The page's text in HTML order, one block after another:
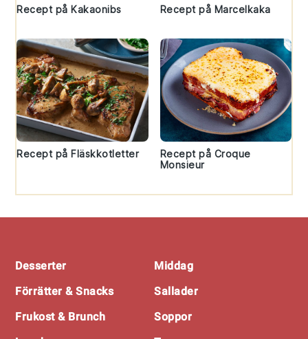
Recept på Kakaonibs Recept på Marcelkaka
Recept på Fläskkotletter
Recept på Croque
Monsieur
Desserter
Förrätter & Snacks
Frukost & Brunch
Middag
Sallader
Soppor